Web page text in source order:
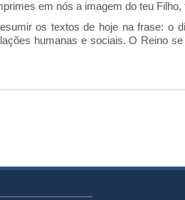
em nós a imagem do teu
os textos de hoje na frase: o
humanas e sociais. O Reino